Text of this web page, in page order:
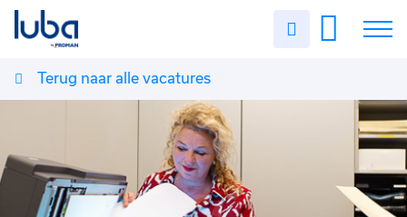
Uren
Vacatures
Voor werkgevers
Terug naar alle vacatures